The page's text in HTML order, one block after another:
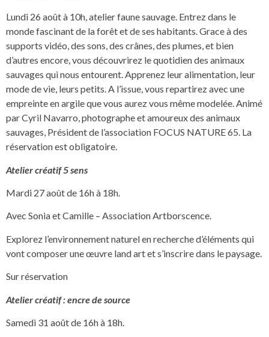
Lundi 26 août à 10h, atelier faune sauvage. Entrez dans le
monde fascinant de la forêt et de ses habitants. Grace à des
supports vidéo, des sons, des crânes, des plumes, et bien
d’autres encore, vous découvrirez le quotidien des animaux
sauvages qui nous entourent. Apprenez leur alimentation, leur
mode de vie, leurs petits. A l’issue, vous repartirez avec une
empreinte en argile que vous aurez vous même modelée. Animé
par Cyril Navarro, photographe et amoureux des animaux
sauvages, Président de l’association FOCUS NATURE 65. La
réservation est obligatoire.
Atelier créatif 5 sens
Mardi 27 août de 16h à 18h.
Avec Sonia et Camille – Association Artborscence.
Explorez l’environnement naturel en recherche d’éléments qui
vont composer une œuvre land art et s’inscrire dans le paysage.
Sur réservation
Atelier créatif : encre de source
Samedi 31 août de 16h à 18h.